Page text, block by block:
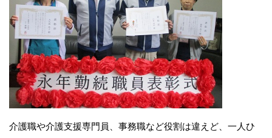
介護職や介護支援専門員、事務職など役割は違えど、一人ひ
前
後